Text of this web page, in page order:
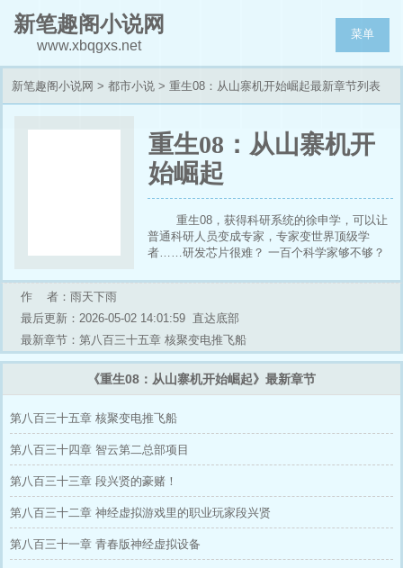
新笔趣阁小说网
www.xbqgxs.net
菜单
新笔趣阁小说网 > 都市小说 > 重生08：从山寨机开始崛起最新章节列表
重生08：从山寨机开
始崛起
重生08，获得科研系统的徐申学，可以让
普通科研人员变成专家，专家变世界顶级学
者……研发芯片很难？ 一百个科学家够不够？
家够不够，不够再来十万。 比人才，我徐申学
接看正文，老作者新书，相信不会让你失望的。
作 者：雨天下雨
最后更新：2026-05-02 14:01:59 直达底部
最新章节：第八百三十五章 核聚变电推飞船
《重生08：从山寨机开始崛起》最新章节
第八百三十五章 核聚变电推飞船
第八百三十四章 智云第二总部项目
第八百三十三章 段兴贤的豪赌！
第八百三十二章 神经虚拟游戏里的职业玩家段兴贤
第八百三十一章 青春版神经虚拟设备